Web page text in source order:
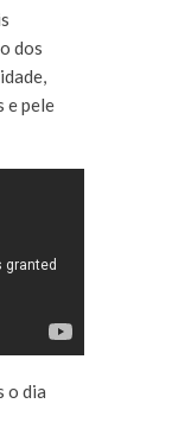
dos
e pele
o dia